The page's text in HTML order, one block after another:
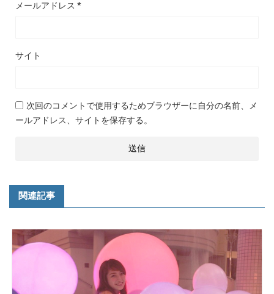
メールアドレス *
サイト
次回のコメントで使用するためブラウザーに自分の名前、メ
ールアドレス、サイトを保存する。
関連記事